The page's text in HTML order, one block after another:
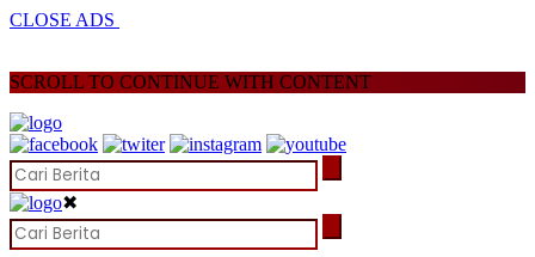
CLOSE ADS
SCROLL TO CONTINUE WITH CONTENT
✖